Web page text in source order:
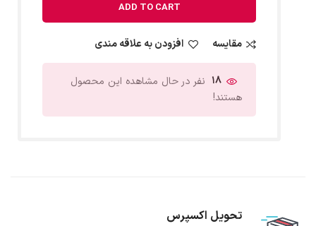
ADD TO CART
مقایسه افزودن به علاقه مندی
18 نفر در حال مشاهده این محصول
هستند!
تحویل اکسپرس